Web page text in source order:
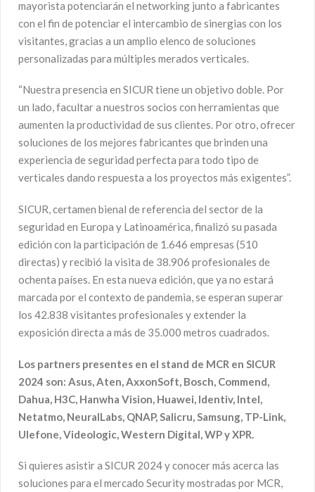
mayorista potenciarán el networking junto a fabricantes
con el fin de potenciar el intercambio de sinergias con los
visitantes, gracias a un amplio elenco de soluciones
personalizadas para múltiples merados verticales.
“Nuestra presencia en SICUR tiene un objetivo doble. Por
un lado, facultar a nuestros socios con herramientas que
aumenten la productividad de sus clientes. Por otro, ofrecer
soluciones de los mejores fabricantes que brinden una
experiencia de seguridad perfecta para todo tipo de
verticales dando respuesta a los proyectos más exigentes”.
SICUR, certamen bienal de referencia del sector de la
seguridad en Europa y Latinoamérica, finalizó su pasada
edición con la participación de 1.646 empresas (510
directas) y recibió la visita de 38.906 profesionales de
ochenta países. En esta nueva edición, que ya no estará
marcada por el contexto de pandemia, se esperan superar
los 42.838 visitantes profesionales y extender la
exposición directa a más de 35.000 metros cuadrados.
Los partners presentes en el stand de MCR en SICUR
2024 son: Asus, Aten, AxxonSoft, Bosch, Commend,
Dahua, H3C, Hanwha Vision, Huawei, Identiv, Intel,
Netatmo, NeuralLabs, QNAP, Salicru, Samsung, TP-Link,
Ulefone, Videologic, Western Digital, WP y XPR.
Si quieres asistir a SICUR 2024 y conocer más acerca las
soluciones para el mercado Security mostradas por MCR,